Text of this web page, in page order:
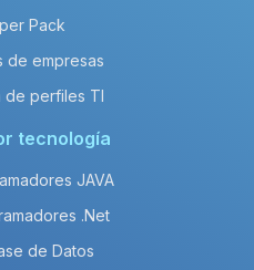
Pack
de empresas
de perfiles TI
tecnología
JAVA
.Net
de Datos